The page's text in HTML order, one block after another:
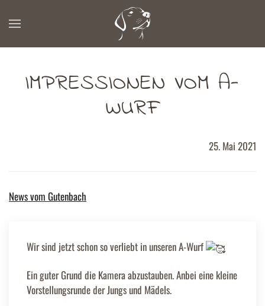
Zum Hauptinhalt springen
IMPRESSIONEN VOM A-
WURF
25. Mai 2021
News vom Gutenbach
Wir sind jetzt schon so verliebt in unseren A-Wurf
Ein guter Grund die Kamera abzustauben. Anbei eine kleine
Vorstellungsrunde der Jungs und Mädels.